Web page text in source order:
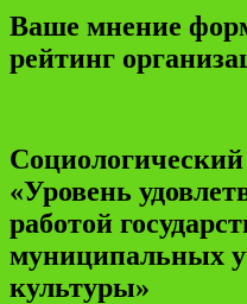
Ваше мнение
рейтинг
«Уровень
работой
муниципальных
культуры»